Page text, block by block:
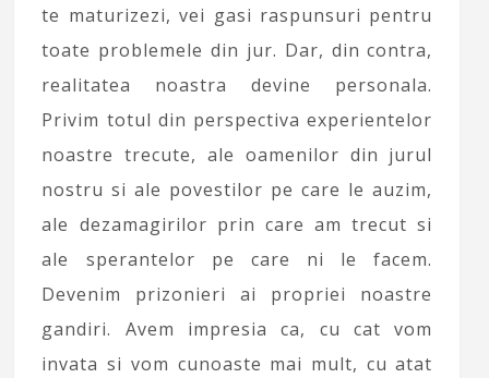
te maturizezi, vei gasi raspunsuri pentru
toate problemele din jur. Dar, din contra,
realitatea noastra devine personala.
Privim totul din perspectiva experientelor
noastre trecute, ale oamenilor din jurul
nostru si ale povestilor pe care le auzim,
ale dezamagirilor prin care am trecut si
ale sperantelor pe care ni le facem.
Devenim prizonieri ai propriei noastre
gandiri. Avem impresia ca, cu cat vom
invata si vom cunoaste mai mult, cu atat